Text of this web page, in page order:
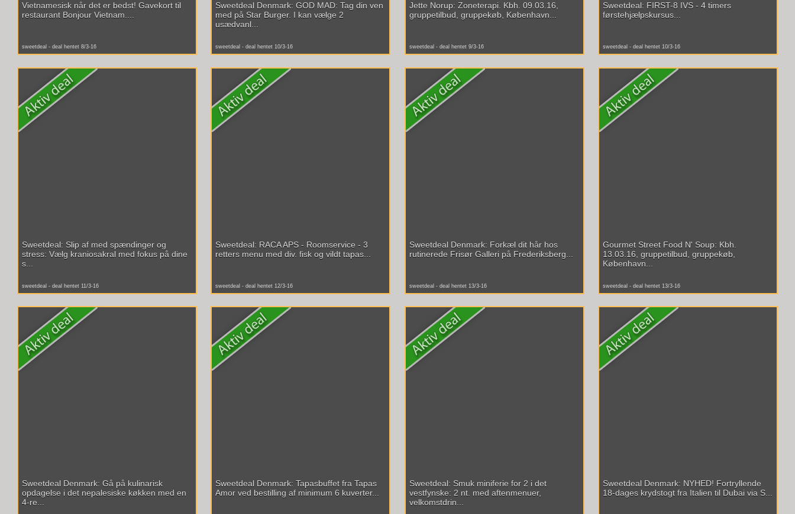
Vietnamesisk når det er bedst! Gavekort til
restaurant Bonjour Vietnam....
sweetdeal - deal hentet 8/3-16
Sweetdeal Denmark: GOD MAD: Tag din ven
med på Star Burger. I kan vælge 2
usædvanl...
sweetdeal - deal hentet 10/3-16
Jette Norup: Zoneterapi. Kbh. 09.03.16,
gruppetilbud, gruppekøb, København...
sweetdeal - deal hentet 9/3-16
Sweetdeal: FIRST-8 IVS - 4 timers
førstehjælpskursus...
sweetdeal - deal hentet 10/3-16
Sweetdeal: Slip af med spændinger og
stress: Vælg kraniosakral med fokus på dine
s...
sweetdeal - deal hentet 11/3-16
Sweetdeal: RACA APS - Roomservice - 3
retters menu med div. fisk og vildt tapas...
sweetdeal - deal hentet 12/3-16
Sweetdeal Denmark: Forkæl dit hår hos
rutinerede Frisør Galleri på Frederiksberg...
sweetdeal - deal hentet 13/3-16
Gourmet Street Food N' Soup: Kbh.
13.03.16, gruppetilbud, gruppekøb,
København...
sweetdeal - deal hentet 13/3-16
Sweetdeal Denmark: Gå på kulinarisk
opdagelse i det nepalesiske køkken med en
4-re...
Sweetdeal Denmark: Tapasbuffet fra Tapas
Amor ved bestilling af minimum 6 kuverter...
Sweetdeal: Smuk miniferie for 2 i det
vestfynske: 2 nt. med aftenmenuer,
velkomstdrin...
Sweetdeal Denmark: NYHED! Fortryllende
18-dages krydstogt fra Italien til Dubai via S...